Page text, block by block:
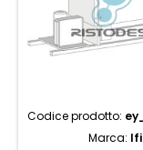
Codice prodotto:
Marca: Ifi